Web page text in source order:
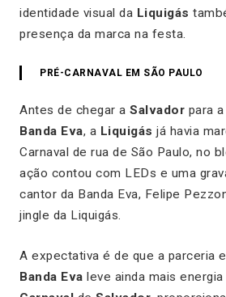
identidade visual da Liquigás
presença da marca na festa.
PRÉ-CARNAVAL EM SÃO PAULO
Antes de chegar a Salvador para
Banda Eva, a Liquigás já havia
Carnaval de rua de São Paulo, no
ação contou com LEDs e uma
cantor da Banda Eva, Felipe
jingle da Liquigás.
A expectativa é de que a parceria
Banda Eva leve ainda mais